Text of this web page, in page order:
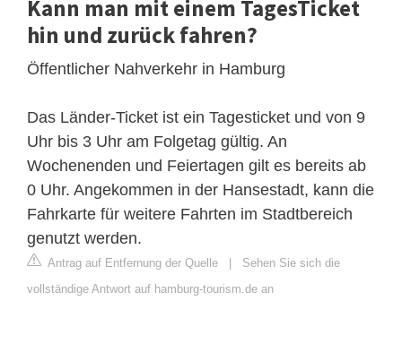
Kann man mit einem TagesTicket
hin und zurück fahren?
Öffentlicher Nahverkehr in Hamburg
Das Länder-Ticket ist ein Tagesticket und von 9
Uhr bis 3 Uhr am Folgetag gültig. An
Wochenenden und Feiertagen gilt es bereits ab
0 Uhr. Angekommen in der Hansestadt, kann die
Fahrkarte für weitere Fahrten im Stadtbereich
genutzt werden.
Antrag auf Entfernung der Quelle
Sehen Sie sich die
vollständige Antwort auf hamburg-tourism.de an